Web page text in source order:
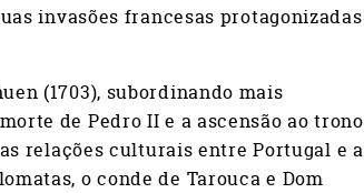
invasões francesas protagonizadas
(1703), subordinando mais
de Pedro II e a ascensão ao trono
relações culturais entre Portugal e a
o conde de Tarouca e Dom